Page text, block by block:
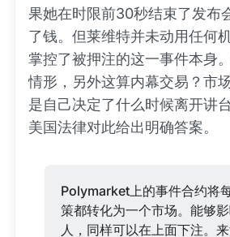
果她在时限前30秒结束了发布
了钱。但莱维特并未动用任何
掌控了被押注的这一事件本身
情形，另外这算内幕交易？市
是自己决定了什么时候离开讲
美国法律对此给出明确答案。
Polymarket上的事件合约将
策都转化为一个市场。能够
人，同样可以在上面下注。来